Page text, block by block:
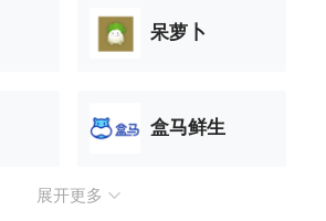
呆萝卜
盒马鲜生
展开更多